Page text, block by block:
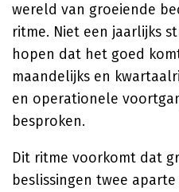
wereld van groeiende
ritme. Niet een jaarlijks
hopen dat het goed
maandelijks en
en operationele
besproken.
Dit ritme voorkomt dat
beslissingen twee